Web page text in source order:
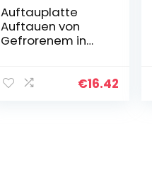
Auftauplatte
Auftauen von
Gefrorenem in
Board Natürliches
€16.42